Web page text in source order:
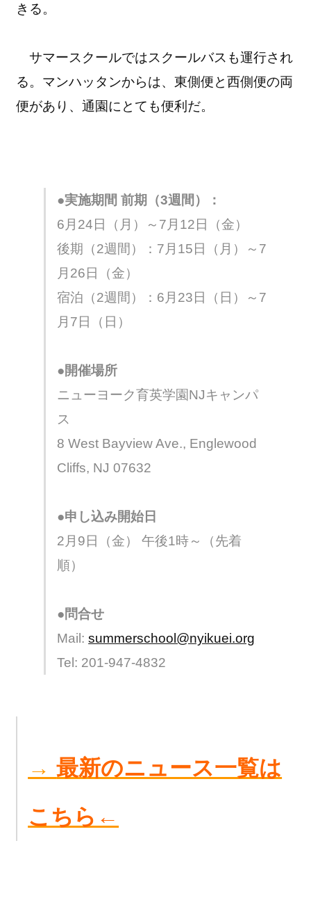
きる。
サマースクールではスクールバスも運行され
る。マンハッタンからは、東側便と西側便の両
便があり、通園にとても便利だ。
●実施期間 前期（3週間）：
6月24日（月）～7月12日（金）
後期（2週間）：7月15日（月）～7
月26日（金）
宿泊（2週間）：6月23日（日）～7
月7日（日）
●開催場所
ニューヨーク育英学園NJキャンパ
ス
8 West Bayview Ave., Englewood
Cliffs, NJ 07632
●申し込み開始日
2月9日（金） 午後1時～（先着
順）
●問合せ
Mail:summerschool@nyikuei.org
Tel: 201-947-4832
→最新のニュース一覧は
こちら←